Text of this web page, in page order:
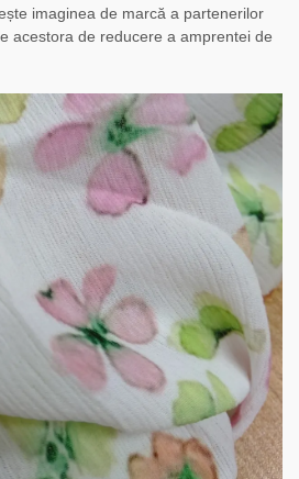
imaginea de marcă a partenerilor
acestora de reducere a amprentei de